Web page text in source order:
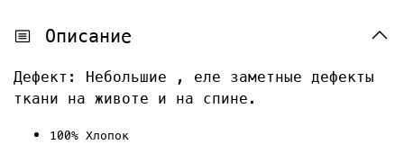
Описание
Дефект: Небольшие , еле заметные дефекты
ткани на животе и на спине.
100% Хлопок